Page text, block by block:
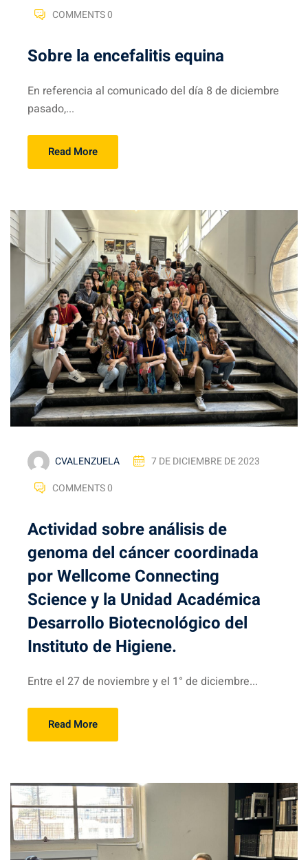
COMMENTS 0
Sobre la encefalitis equina
En referencia al comunicado del día 8 de diciembre
pasado,...
Read More
CVALENZUELA
7 DE DICIEMBRE DE 2023
COMMENTS 0
Actividad sobre análisis de
genoma del cáncer coordinada
por Wellcome Connecting
Science y la Unidad Académica
Desarrollo Biotecnológico del
Instituto de Higiene.
Entre el 27 de noviembre y el 1° de diciembre...
Read More